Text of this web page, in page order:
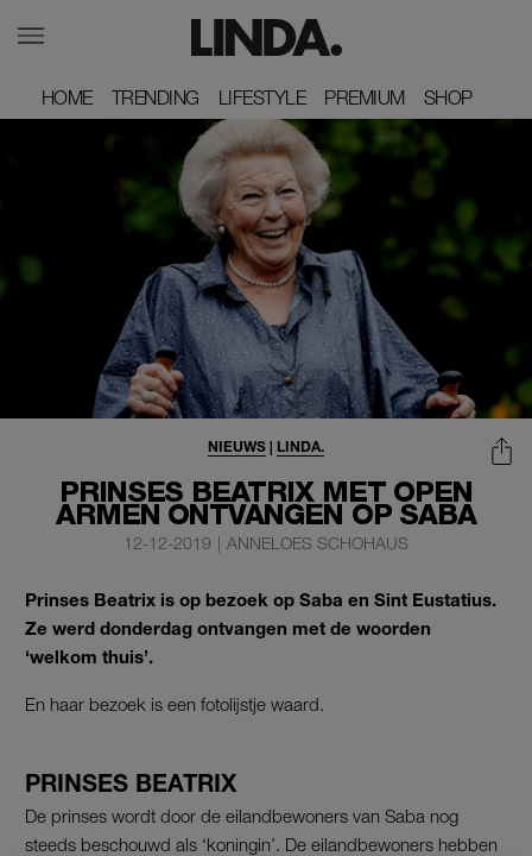
HOME
HOME TRENDING
TRENDING LIFESTYLE
LIFESTYLE PREMIUM
PREMIUM SHOP
SHOP
PRINSES BEATRIX MET OPEN
ARMEN ONTVANGEN OP SABA
NIEUWS | LINDA.
12-12-2019 | ANNELOES SCHOHAUS
Prinses Beatrix is op bezoek op Saba en Sint Eustatius.
Ze werd donderdag ontvangen met de woorden
‘welkom thuis’.
En haar bezoek is een fotolijstje waard.
PRINSES BEATRIX
De prinses wordt door de eilandbewoners van Saba nog
steeds beschouwd als ‘koningin’. De eilandbewoners hebben